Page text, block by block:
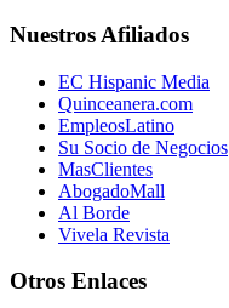
Nuestros Afiliados
EC Hispanic Media
Quinceanera.com
EmpleosLatino
Su Socio de Negocios
MasClientes
AbogadoMall
Al Borde
Vivela Revista
Otros Enlaces